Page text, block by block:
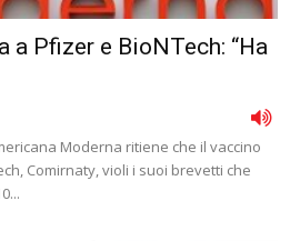
a Pfizer e BioNTech: “Ha
Moderna ritiene che il vaccino
Comirnaty, violi i suoi brevetti che